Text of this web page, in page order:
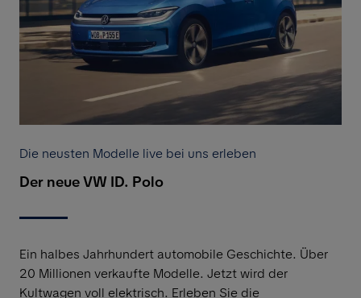
Die neusten Modelle live bei uns erleben
Der neue VW ID. Polo
Ein halbes Jahrhundert automobile Geschichte. Über
20 Millionen verkaufte Modelle. Jetzt wird der
Kultwagen voll elektrisch. Erleben Sie die